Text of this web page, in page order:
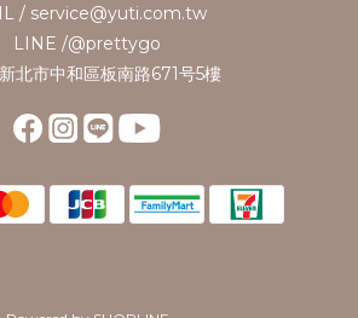
/ service@yuti.com.tw
LINE /@prettygo
北市中和區板南路671号5樓